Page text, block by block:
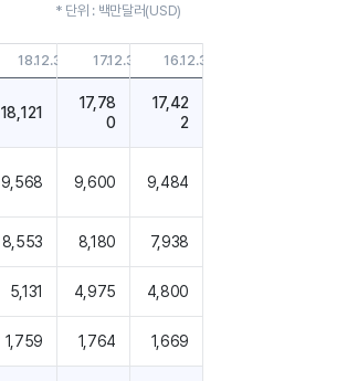
* 단위 : 백만달러(USD)
18.12.31 17.12.31 16.12.31
18,121
17,78
0
17,42
2
9,568 9,600 9,484
8,553 8,180 7,938
5,131 4,975 4,800
1,759 1,764 1,669